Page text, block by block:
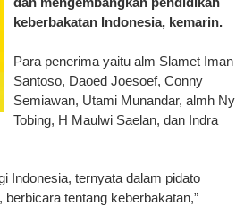
keberbakatan Indonesia, kemarin.
Para penerima yaitu alm Slamet Iman
Santoso, Daoed Joesoef, Conny
Semiawan, Utami Munandar, almh Ny
Tobing, H Maulwi Saelan, dan Indra
Indonesia, ternyata dalam pidato
tentang keberbakatan,”